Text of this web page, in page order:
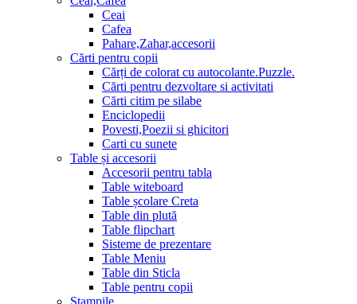
Ceai
Cafea
Pahare,Zahar,accesorii
Cărti pentru copii
Cărți de colorat cu autocolante.Puzzle.
Сărti pentru dezvoltare si activitati
Cărti citim pe silabe
Enciclopedii
Povesti,Poezii si ghicitori
Carti cu sunete
Table și accesorii
Accesorii pentru tabla
Table witeboard
Table școlare Creta
Table din plută
Table flipchart
Sisteme de prezentare
Table Meniu
Table din Sticla
Table pentru copii